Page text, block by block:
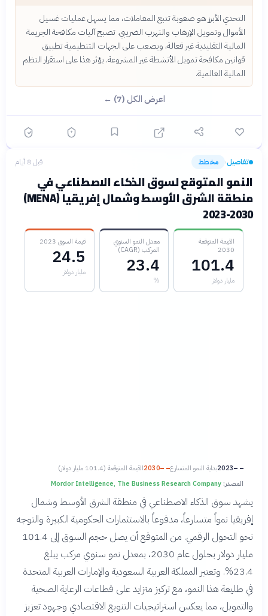
التحدي الأبرز هو صعوبة تتبع المعاملات، مما يسهل عمليات غسيل
الأموال وتمويل الإرهاب والتهرب الضريبي. تصبح آليات مكافحة الجريمة
المالية التقليدية غير فعالة، ويصعب على الجهات التنظيمية تطبيق
قوانين مكافحة تمويل الأنشطة غير المشروعة. يؤثر هذا على استقرار النظم
المالية العالمية.
اعرض الكل (7) ←
تفاصيل› مخطط قبل 8 أيام
النمو المتوقع لسوق الذكاء الاصطناعي في
منطقة الشرق الأوسط وشمال إفريقيا (MENA)
2023-2030
القيمة المتوقعة
2030
101.4
مليار دولار
معدل النمو السنوي
المركب (CAGR)
23.4
%
قيمة السوق 2023
24.5
مليار دولار
2023بداية النمو المتسارع 2030القيمة المتوقعة (101.4 مليار دولار)
المصدر: Mordor Intelligence, The Business Research Company
يشهد سوق الذكاء الاصطناعي في منطقة الشرق الأوسط وشمال
إفريقيا نمواً متسارعاً، مدفوعاً بالاستثمارات الحكومية الكبيرة والتوجه
نحو التحول الرقمي. من المتوقع أن يصل حجم السوق إلى 101.4
مليار دولار بحلول عام 2030، بمعدل نمو سنوي مركب يبلغ
23.4%. وتعتبر المملكة العربية السعودية والإمارات العربية المتحدة
في طليعة هذا النمو، مع تركيز متزايد على قطاعات الرعاية الصحية
والتمويل، مما يعكس استراتيجيات التنويع الاقتصادي وجهود تعزيز